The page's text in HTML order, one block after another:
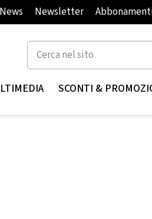
News Newsletter
SCONTI &